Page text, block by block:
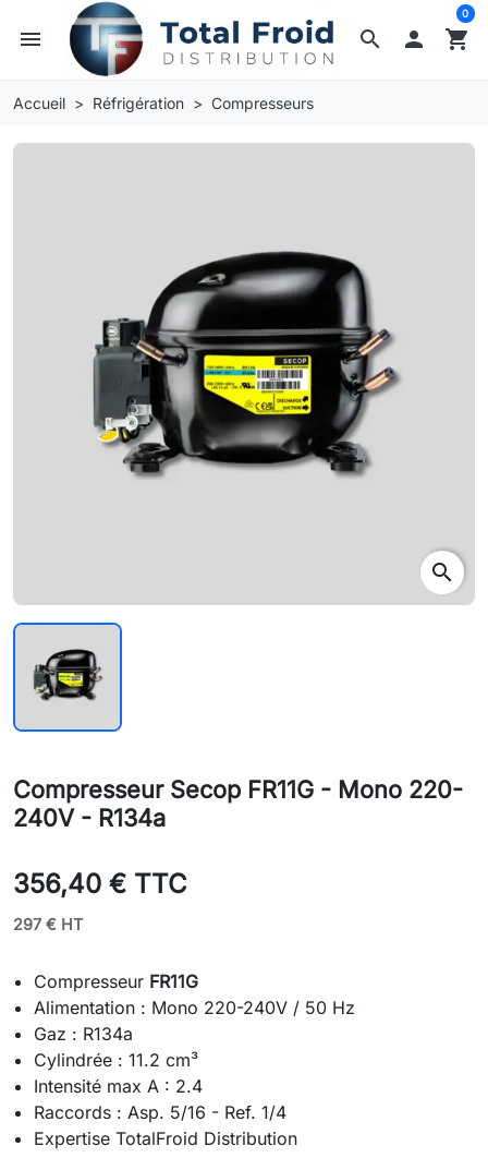
search
menu  shopping_cart
0
Accueil Réfrigération Compresseurs
search
Compresseur Secop FR11G - Mono 220-
240V - R134a
356,40 € TTC
297 € HT
Compresseur FR11G
Alimentation : Mono 220-240V / 50 Hz
Gaz : R134a
Cylindrée : 11.2 cm³
Intensité max A : 2.4
Raccords : Asp. 5/16 - Ref. 1/4
Expertise TotalFroid Distribution